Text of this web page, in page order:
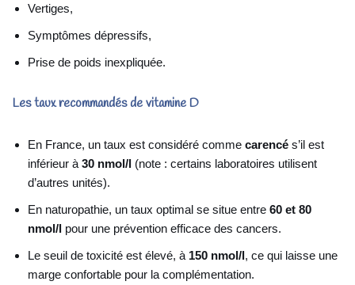
Vertiges,
Symptômes dépressifs,
Prise de poids inexpliquée.
Les taux recommandés de vitamine D
En France, un taux est considéré comme carencé s’il est
inférieur à 30 nmol/l (note : certains laboratoires utilisent
d’autres unités).
En naturopathie, un taux optimal se situe entre 60 et 80
nmol/l pour une prévention efficace des cancers.
Le seuil de toxicité est élevé, à 150 nmol/l, ce qui laisse une
marge confortable pour la complémentation.